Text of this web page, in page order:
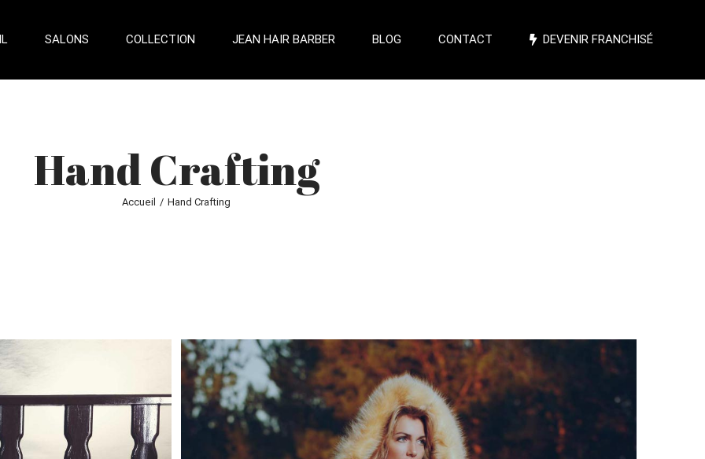
SALONS COLLECTION JEAN HAIR BARBER BLOG CONTACT DEVENIR FRANCHISÉ
Hand Crafting
Accueil / Hand Crafting